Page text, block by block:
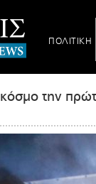
ΠΟΛΙΤΙΚΗ
την